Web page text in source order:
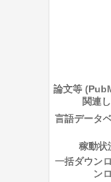
論文等
関連
言語データ
稼動状
一括ダウン
ン